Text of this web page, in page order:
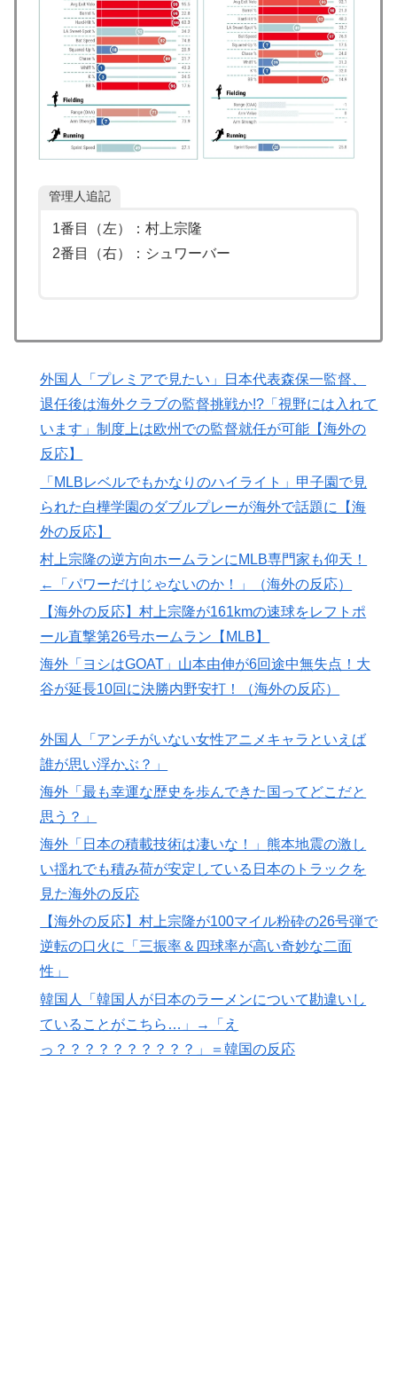
たことが判明！ 何と日本も巻き込まれることに
韓国人「東南アジア各国が韓国サッカー協会による日本
人や外国人審判接待を報道！」→「信頼を揺るがす深刻
なスキャンダル‥」
トルコ人「日本人まで獲るのか」上田綺世、トルコ名門
が巨額の正式オファー！現地サポが騒然！【海外の反
応】
海外「日本人は何に使ってるんだ？」 世界的ブームの
人が続出
海外「日本の人は、アメリカの揚げ寿司についてどう思
事実とどう折り合いつけてるんだろう。
スタッフたちの姿をご覧ください」→「マジで鳥肌立っ
た」「こういう姿は韓国も見習わないと」「あんな状況
なら日本だけではなく韓国の医療関係者も同じように行
動したはずだ」【熊本地震】
▶ 外国人「プレミアで見たい」日本代表森保一監督、退任
後は海外クラブの監督挑戦か!?「視野には入れていま
す」制度上は欧州での監督就任が可能【海外の反応】
▶ 【海外の反応】52歳イチロー、マ軍主催のホームラン競
争で柵越えを連発「現役時代の噂は本当だったんだ
な…」
▶ 韓国人「日本の某ゲームが米国進出した当時、アメリカ
国内で巻き起こった熱狂的ブームの様子がこちら…」＝
韓国の反応
▶ 韓国人「日本の村上宗隆 vs 韓国のイ・ジョンフ」
▶
海外「最も幸運な歴史を歩んできた国ってどこだと思
外国人「初めてトラウマになった日本のアニメといえば
日本のお盆をダブル台風直撃か？←「タイミング悪すぎ
る！」（海外の反応）
▶
外国人「ドイツと日本、あらゆる面を比較したらどっち
が上なの？」
管理人追記
1番目（左）：村上宗隆
2番目（右）：シュワーバー
外国人「プレミアで見たい」日本代表森保一監督、
退任後は海外クラブの監督挑戦か!?「視野には入れて
います」制度上は欧州での監督就任が可能【海外の
反応】
「MLBレベルでもかなりのハイライト」甲子園で見
られた白樺学園のダブルプレーが海外で話題に【海
外の反応】
村上宗隆の逆方向ホームランにMLB専門家も仰天！
←「パワーだけじゃないのか！」（海外の反応）
【海外の反応】村上宗隆が161kmの速球をレフトポ
ール直撃第26号ホームラン【MLB】
海外「ヨシはGOAT」山本由伸が6回途中無失点！大
谷が延長10回に決勝内野安打！（海外の反応）
外国人「アンチがいない女性アニメキャラといえば
誰が思い浮かぶ？」
海外「最も幸運な歴史を歩んできた国ってどこだと
思う？」
海外「日本の積載技術は凄いな！」熊本地震の激し
い揺れでも積み荷が安定している日本のトラックを
見た海外の反応
【海外の反応】村上宗隆が100マイル粉砕の26号弾で
逆転の口火に「三振率＆四球率が高い奇妙な二面
性」
韓国人「韓国人が日本のラーメンについて勘違いし
ていることがこちら…」→「え
っ？？？？？？？？？？」＝韓国の反応